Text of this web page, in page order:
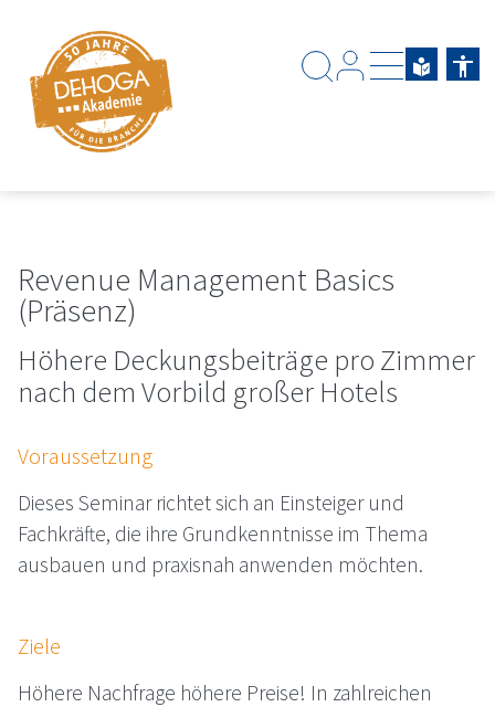
Revenue Management Basics
(Präsenz)
Höhere Deckungsbeiträge pro Zimmer
nach dem Vorbild großer Hotels
Voraussetzung
Dieses Seminar richtet sich an Einsteiger und
Fachkräfte, die ihre Grundkenntnisse im Thema
ausbauen und praxisnah anwenden möchten.
Ziele
Höhere Nachfrage höhere Preise! In zahlreichen